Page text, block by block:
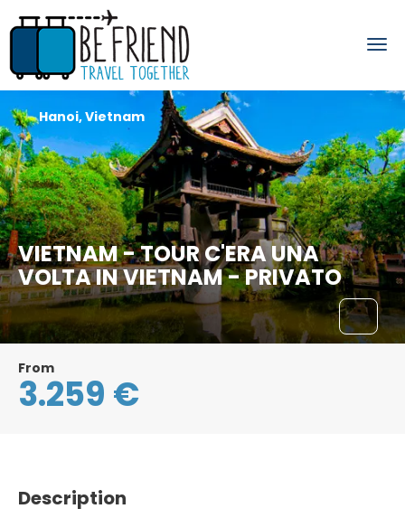
VIETNAM - TOUR C'ERA UNA
VOLTA IN VIETNAM - PRIVATO
Hanoi, Vietnam
From
3.259 €
Description